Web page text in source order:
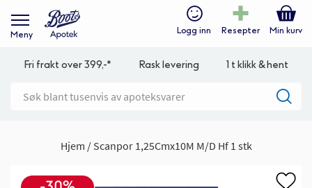
Meny Logg inn Resepter Min kurv
Fri frakt over 399,-* Rask levering 1 t klikk & hent
Hjem Scanpor 1,25Cmx10M M/D Hf 1 stk